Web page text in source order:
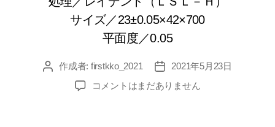
サイズ／23±0.05×42×700
平面度／0.05
作成者: firstkko_2021
2021年5月23日
コメントはまだありません